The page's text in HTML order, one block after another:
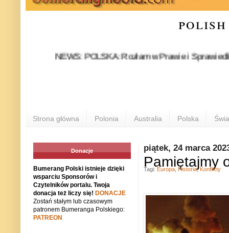
NEWS: POLSKA: Rozłam w Prawie i
Strona główna Polonia Australia Polska
piątek, 24 marca
Pamiętajmy
Tagi: Europa Historia,Konflikty
Donacje
Bumerang Polski istnieje dzięki
wsparciu Sponsorów i
Czytelników portalu. Twoja
donacja też liczy się! DONACJE
Zostań stałym lub czasowym
patronem Bumeranga Polskiego:
PATREON